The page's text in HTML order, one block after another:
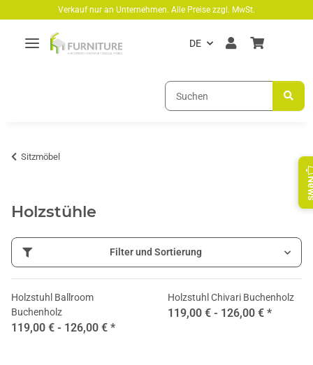
Zum Hauptinhalt springenVerkauf nur an Unternehmen. Alle Preise zzgl. MwSt.
DE
Sitzmöbel
Holzstühle
Filter und Sortierung
Holzstuhl Ballroom
Buchenholz
119,00 € - 126,00 € *
Holzstuhl Chivari Buchenholz
119,00 € - 126,00 € *